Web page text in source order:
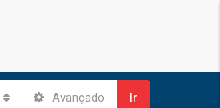
Avançado Ir